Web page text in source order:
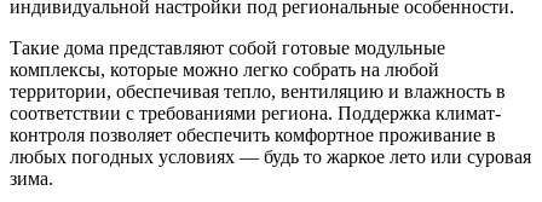
индивидуальной настройки под региональные особенности.
Такие дома представляют собой готовые модульные
комплексы, которые можно легко собрать на любой
территории, обеспечивая тепло, вентиляцию и влажность в
соответствии с требованиями региона. Поддержка климат-
контроля позволяет обеспечить комфортное проживание в
любых погодных условиях — будь то жаркое лето или суровая
зима.